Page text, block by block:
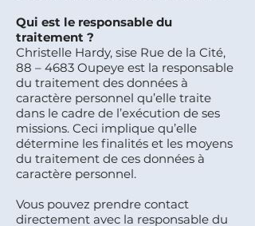
Qui est le responsable du
traitement ?
Christelle Hardy, sise Rue de la Cité,
88 – 4683 Oupeye est la responsable
du traitement des données à
caractère personnel qu’elle traite
dans le cadre de l’exécution de ses
missions. Ceci implique qu’elle
détermine les finalités et les moyens
du traitement de ces données à
caractère personnel.
Vous pouvez prendre contact
directement avec la responsable du